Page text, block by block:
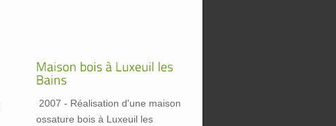
2007 - Réalisation d'une maison
ossature bois à Luxeuil les